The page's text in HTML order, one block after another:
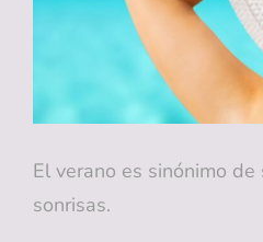
El verano es sinónimo
sonrisas.